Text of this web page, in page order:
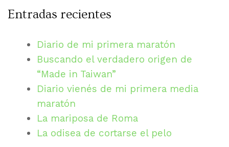
Entradas recientes
Diario de mi primera maratón
Buscando el verdadero origen de
“Made in Taiwan”
Diario vienés de mi primera media
maratón
La mariposa de Roma
La odisea de cortarse el pelo